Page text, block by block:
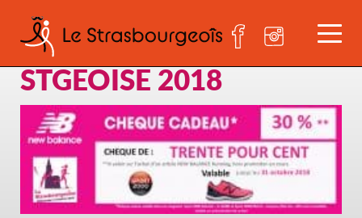
Bon cadeau Sport 2000 –
STGEOISE 2018